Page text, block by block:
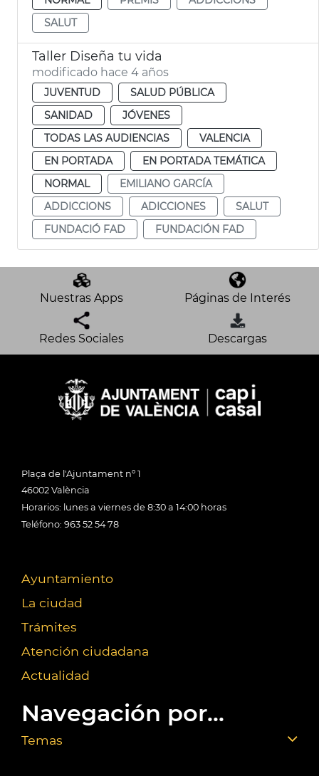
SALUT
Taller Diseña tu vida
modificado hace 4 años
JUVENTUD
SALUD PÚBLICA
SANIDAD
JÓVENES
TODAS LAS AUDIENCIAS
VALENCIA
EN PORTADA
EN PORTADA TEMÁTICA
NORMAL
EMILIANO GARCÍA
ADDICCIONS
ADICCIONES
SALUT
FUNDACIÓ FAD
FUNDACIÓN FAD
Nuestras Apps Páginas de Interés
Redes Sociales Descargas
Plaça de l'Ajuntament nº 1
46002 València
Horarios: lunes a viernes de 8:30 a 14:00 horas
Teléfono: 963 52 54 78
Ayuntamiento
La ciudad
Trámites
Atención ciudadana
Actualidad
Navegación por...
Temas